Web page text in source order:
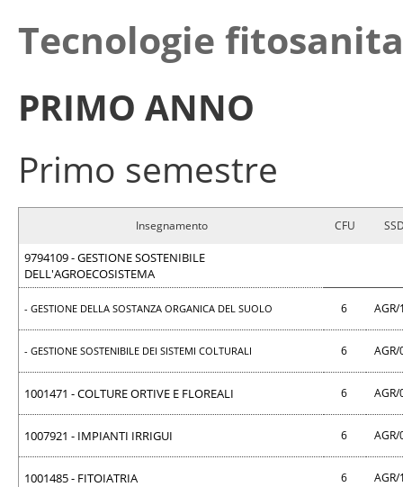
Tecnologie
PRIMO ANNO
Primo semestre
Insegnamento CFU
9794109 - GESTIONE SOSTENIBILE
DELL'AGROECOSISTEMA
- GESTIONE DELLA SOSTANZA ORGANICA DEL SUOLO 6
- GESTIONE SOSTENIBILE DEI SISTEMI COLTURALI 6
1001471 - COLTURE ORTIVE E FLOREALI 6
1007921 - IMPIANTI IRRIGUI 6
1001485 - FITOIATRIA 6